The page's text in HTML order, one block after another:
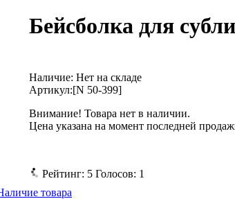
Бейсболка для
Наличие: Нет на складе
Артикул:[N 50-399]
Внимание! Товара нет в наличии.
Цена указана на момент последней
Рейтинг: 5 Голосов: 1
товара